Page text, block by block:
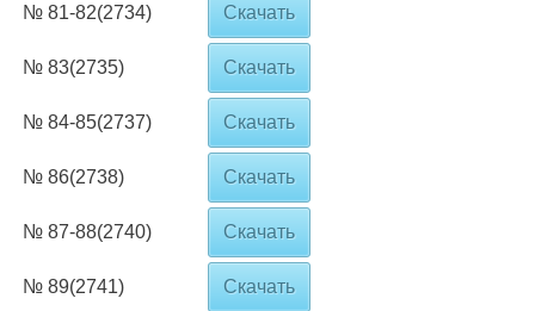
№ 81-82(2734) Скачать
№ 83(2735) Скачать
№ 84-85(2737) Скачать
№ 86(2738) Скачать
№ 87-88(2740) Скачать
№ 89(2741) Скачать